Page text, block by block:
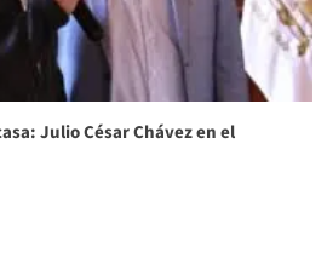
Julio César Chávez en el